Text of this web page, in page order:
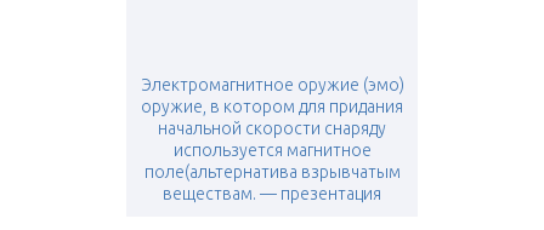
Электромагнитное оружие (эмо)
оружие, в котором для придания
начальной скорости снаряду
используется магнитное
поле(альтернатива взрывчатым
веществам. — презентация